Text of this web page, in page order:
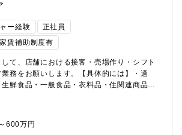
ー経験
正社員
賃補助制度有
て、店舗における接客・売場作り・シフト
務をお願いします。【具体的には】・適
鮮食品・一般食品・衣料品・住関連商品等
ジメント業務など店舗運営・経営に関する
きます。【魅力・やりがい】基本的には本部
場レイアウトに沿って並べますが、「ここは
600万円